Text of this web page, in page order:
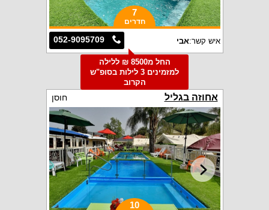
7
חדרים
052-9095709 איש קשר:אבי
החל מ8500 ₪ ללילה
למזמינים 3 לילות בסופ"ש
הקרוב
אחוזה בגליל חוסן
10